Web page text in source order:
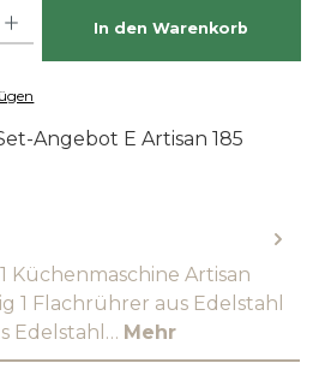
In den Warenkorb
Angebot E Artisan 185
Küchenmaschine Artisan
1 Flachrührer aus Edelstahl
Edelstahl… Mehr